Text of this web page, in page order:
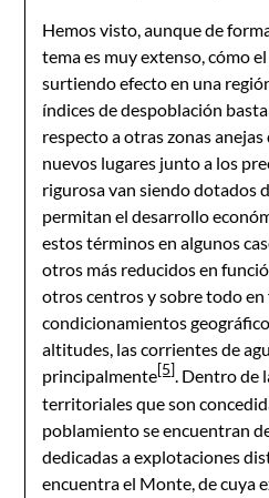
Hemos visto, aunque de
tema es muy extenso, cómo
surtiendo efecto en una
índices de despoblación
respecto a otras zonas anejas
nuevos lugares junto a los
rigurosa van siendo dotados
permitan el desarrollo
estos términos en algunos
otros más reducidos en
otros centros y sobre todo
condicionamientos
altitudes, las corrientes de
principalmente[5]. Dentro de
territoriales que son
poblamiento se encuentran
dedicadas a explotaciones
encuentra el Monte, de cuya